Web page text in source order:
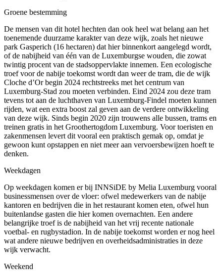
Groene bestemming
De mensen van dit hotel hechten dan ook heel wat belang aan het
toenemende duurzame karakter van deze wijk, zoals het nieuwe
park Gasperich (16 hectaren) dat hier binnenkort aangelegd wordt,
of de nabijheid van één van de Luxemburgse wouden, die zowat
twintig procent van de stadsoppervlakte innemen. Een ecologische
troef voor de nabije toekomst wordt dan weer de tram, die de wijk
Cloche d’Or begin 2024 rechtstreeks met het centrum van
Luxemburg-Stad zou moeten verbinden. Eind 2024 zou deze tram
tevens tot aan de luchthaven van Luxemburg-Findel moeten kunnen
rijden, wat een extra boost zal geven aan de verdere ontwikkeling
van deze wijk. Sinds begin 2020 zijn trouwens alle bussen, trams en
treinen gratis in het Groothertogdom Luxemburg. Voor toeristen en
zakenmensen levert dit vooral een praktisch gemak op, omdat je
gewoon kunt opstappen en niet meer aan vervoersbewijzen hoeft te
denken.
Weekdagen
Op weekdagen komen er bij INNSiDE by Melia Luxemburg vooral
businessmensen over de vloer: ofwel medewerkers van de nabije
kantoren en bedrijven die in het restaurant komen eten, ofwel hun
buitenlandse gasten die hier komen overnachten. Een andere
belangrijke troef is de nabijheid van het vrij recente nationale
voetbal- en rugbystadion. In de nabije toekomst worden er nog heel
wat andere nieuwe bedrijven en overheidsadministraties in deze
wijk verwacht.
Weekend